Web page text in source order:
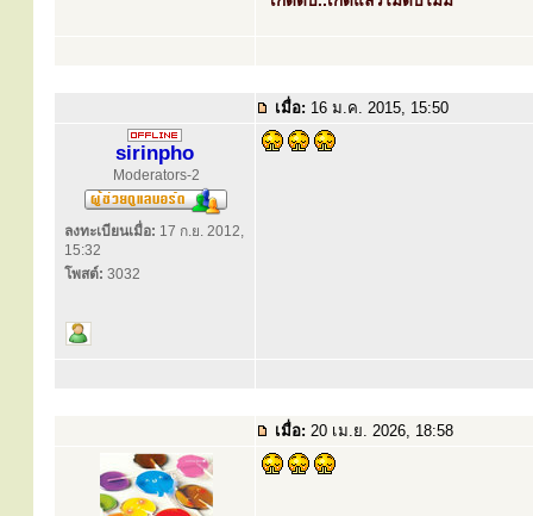
เมื่อ: 16 ม.ค. 2015, 15:50
sirinpho
Moderators-2
ลงทะเบียนเมื่อ: 17 ก.ย. 2012,
15:32
โพสต์: 3032
เมื่อ: 20 เม.ย. 2026, 18:58